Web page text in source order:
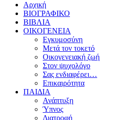
Αρχική
ΒΙΟΓΡΑΦΙΚΟ
ΒΙΒΛΙΑ
ΟΙΚΟΓΕΝΕΙΑ
Εγκυμοσύνη
Μετά τον τοκετό
Οικογενειακή ζωή
Στον ψυχολόγο
Σας ενδιαφέρει…
Επικαιρότητα
ΠΑΙΔΙΑ
Ανάπτυξη
Ύπνος
Διατροφή